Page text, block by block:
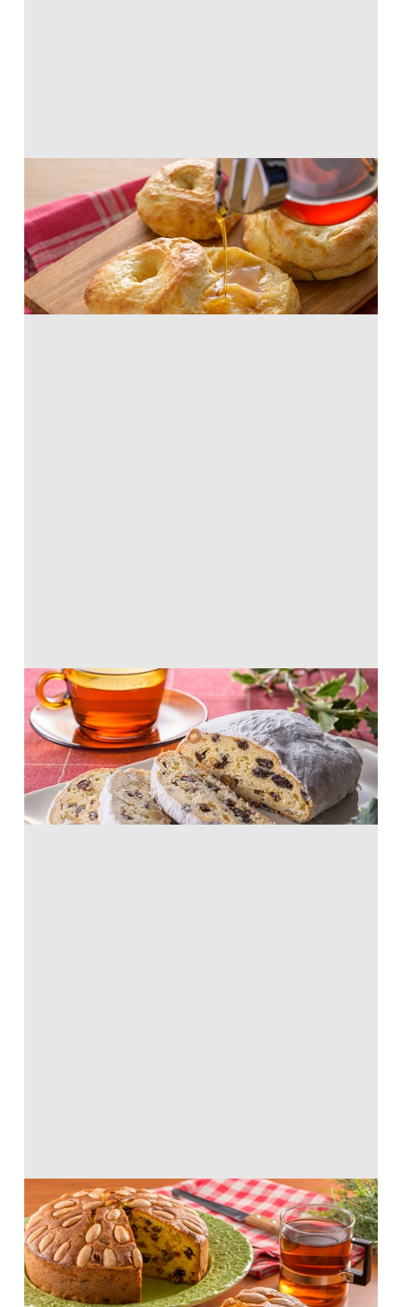
あの店の！ビスケット
ホットケーキミックス
おうちで簡単シュトーレン
天ぷら粉
ダンディーケーキ
前へ 1 2 3 4 5 6 7 8